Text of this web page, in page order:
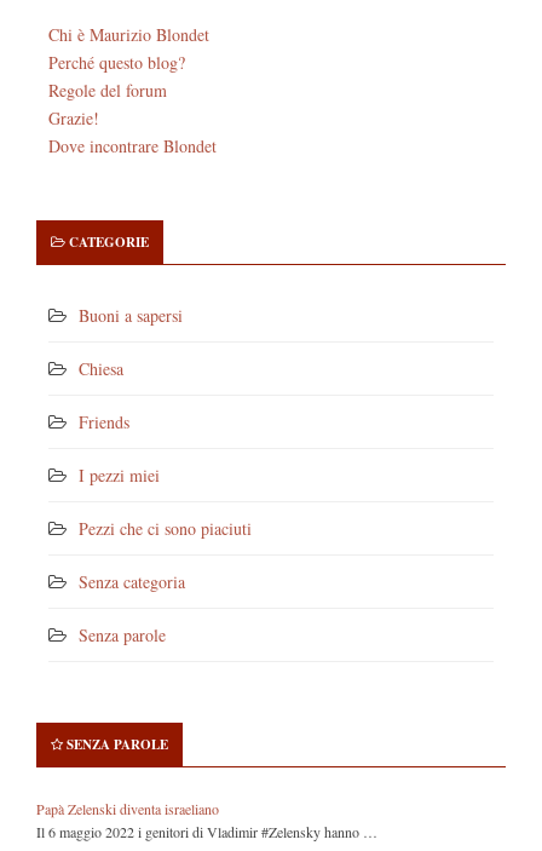
Chi è Maurizio Blondet
Perché questo blog?
Regole del forum
Grazie!
Dove incontrare Blondet
CATEGORIE
Buoni a sapersi
Chiesa
Friends
I pezzi miei
Pezzi che ci sono piaciuti
Senza categoria
Senza parole
SENZA PAROLE
Papà Zelenski diventa israeliano
Il 6 maggio 2022 i genitori di Vladimir #Zelensky hanno …